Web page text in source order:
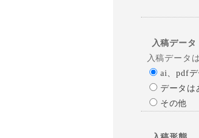
入稿データ
入稿データ
ai、pdf
データは
その他